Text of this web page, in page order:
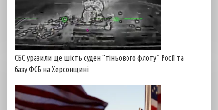
СБС уразили ще шість суден “тіньового флоту” Росії та
базу ФСБ на Херсонщині